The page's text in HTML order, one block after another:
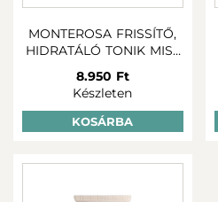
MONTEROSA FRISSÍTŐ,
HIDRATÁLÓ TONIK MIST
8.950 Ft
Készleten
KOSÁRBA